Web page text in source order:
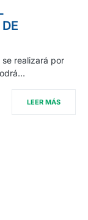
realizará por
LEER MÁS